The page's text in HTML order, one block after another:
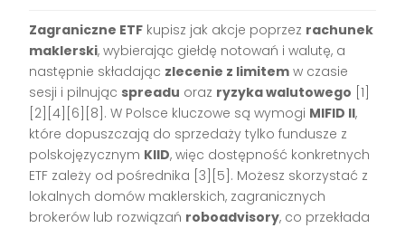
Zagraniczne ETF kupisz jak akcje poprzez rachunek
maklerski, wybierając giełdę notowań i walutę, a
następnie składając zlecenie z limitem w czasie
sesji i pilnując spreadu oraz ryzyka walutowego [1]
[2][4][6][8]. W Polsce kluczowe są wymogi MIFID II,
które dopuszczają do sprzedaży tylko fundusze z
polskojęzycznym KIID, więc dostępność konkretnych
ETF zależy od pośrednika [3][5]. Możesz skorzystać z
lokalnych domów maklerskich, zagranicznych
brokerów lub rozwiązań roboadvisory, co przekłada